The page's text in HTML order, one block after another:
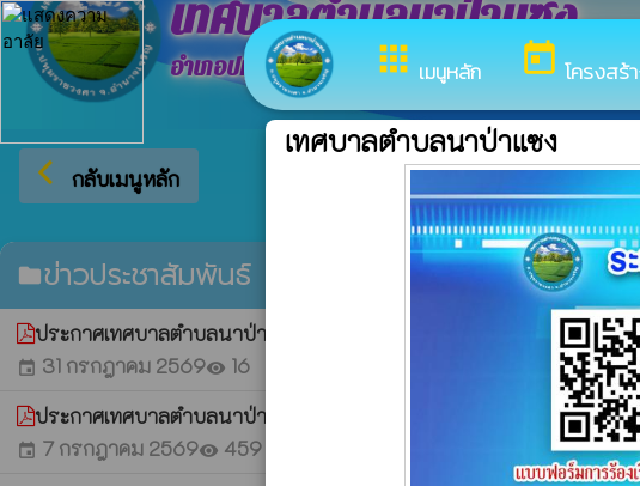
apps เมนูหลัก todayโครงสร้
เทศบาลตำบลนาป่าแซง
อำเภอปทุมราชวงศา จังหวัดอำนาจเจริญ
arrow_back_ios กลับเมนูหลัก ยินดีต้อนรับสู่เว็บไ
folderข่าวประชาสัมพันธ์
ประกาศเทศบาลตำบลนาป่าแซง เรื่อง ประกาศรายชื่อผู้มีสิทธิเข้ารับกา
event 31 กรกฎาคม 2569visibility 16
ประกาศเทศบาลตำบลนาป่าแซง เรื่อง การรับสมัครบุคคลเพี่อสรรหาแ
event 7 กรกฎาคม 2569visibility 459
เทศบาลตำบลนาป่าแซง